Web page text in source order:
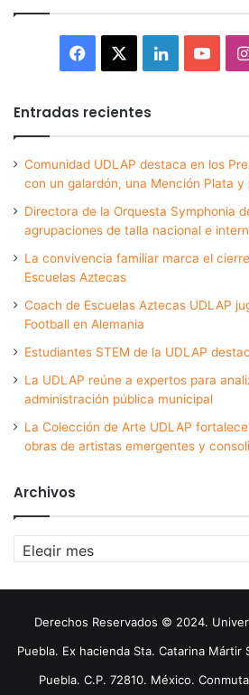
Facebook LinkedIn
Entradas recientes
Comunidad UDLAP destaca en los
con un galardón, una Mención Plata
Directora de la Orquesta Symphonia
agrupaciones de talla nacional e
La convivencia familiar marca el
Escuelas Aztecas
Coach de Escuelas Aztecas UDLAP
Football en Alemania
Estudiantes STEM de la UDLAP
La UDLAP reúne a expertos para
administración pública municipal
La Colección de Arte UDLAP
obras de artistas emergentes y
Archivos
Archivos
Derechos Reservados © 2024.
Puebla. Ex hacienda Sta. Catarina Mártir
Puebla. C.P. 72810. México.